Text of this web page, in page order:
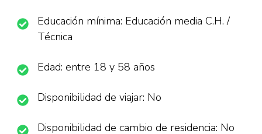
Educación mínima: Educación media C.H. /
Técnica
Edad: entre 18 y 58 años
Disponibilidad de viajar: No
Disponibilidad de cambio de residencia: No